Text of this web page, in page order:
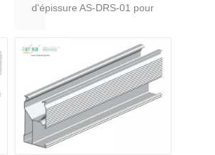
d'épissure AS-DRS-01 pour
01A,COMME-DR-01B,COMME-
DR-03